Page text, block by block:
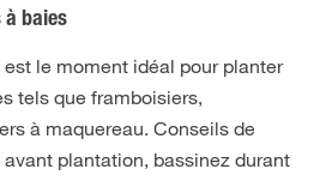
à baies
le moment idéal pour planter
tels que framboisiers,
à maquereau. Conseils de
plantation, bassinez durant